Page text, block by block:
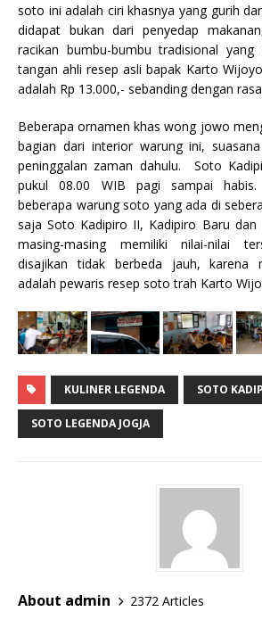
soto ini adalah ciri khasnya yang gurih
didapat bukan dari penyedap
racikan bumbu-bumbu tradisional
tangan ahli resep asli bapak Karto
adalah Rp 13.000,- sebanding dengan
Beberapa ornamen khas wong jowo
bagian dari interior warung ini,
peninggalan zaman dahulu. Soto
pukul 08.00 WIB pagi sampai habis.
beberapa warung soto yang ada di
saja Soto Kadipiro II, Kadipiro Baru dan
masing-masing memiliki nilai-nilai
disajikan tidak berbeda jauh, karena
adalah pewaris resep soto trah Karto
KULINER LEGENDA SOTO
SOTO LEGENDA JOGJA
About admin
2372 Articles